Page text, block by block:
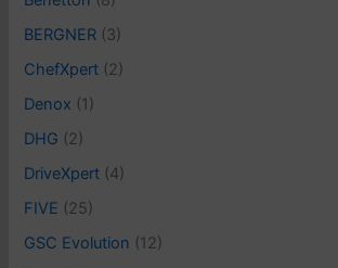
t
e
o
r
a
BERGNER (3)
ChefXpert (2)
Denox (1)
DHG (2)
DriveXpert (4)
FIVE (25)
GSC Evolution (12)